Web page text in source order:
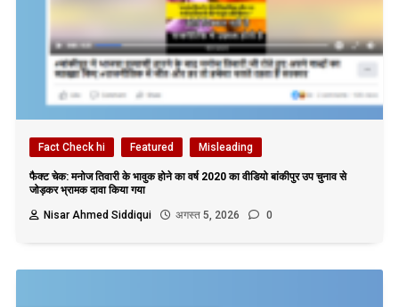
Fact Check hi Featured Misleading
फैक्ट चेक: मनोज तिवारी के भावुक होने का वर्ष 2020 का वीडियो बांकीपुर उप चुनाव से
जोड़कर भ्रामक दावा किया गया
Nisar Ahmed Siddiqui
अगस्त 5, 2026 0